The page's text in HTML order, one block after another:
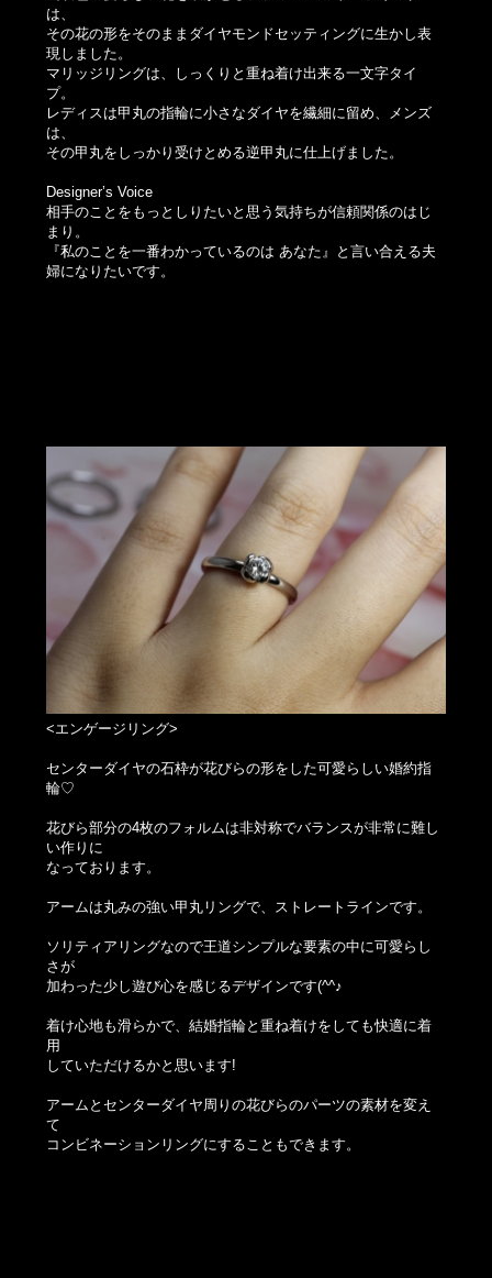
は、
その花の形をそのままダイヤモンドセッティングに生かし表
現しました。
マリッジリングは、しっくりと重ね着け出来る一文字タイ
プ。
レディスは甲丸の指輪に小さなダイヤを繊細に留め、メンズ
は、
その甲丸をしっかり受けとめる逆甲丸に仕上げました。
Designer’s Voice
相手のことをもっとしりたいと思う気持ちが信頼関係のはじ
まり。
『私のことを一番わかっているのは あなた』と言い合える夫
婦になりたいです。
<エンゲージリング>
センターダイヤの石枠が花びらの形をした可愛らしい婚約指
輪♡
花びら部分の4枚のフォルムは非対称でバランスが非常に難し
い作りに
なっております。
アームは丸みの強い甲丸リングで、ストレートラインです。
ソリティアリングなので王道シンプルな要素の中に可愛らし
さが
加わった少し遊び心を感じるデザインです(^^♪
着け心地も滑らかで、結婚指輪と重ね着けをしても快適に着
用
していただけるかと思います!
アームとセンターダイヤ周りの花びらのパーツの素材を変え
て
コンビネーションリングにすることもできます。